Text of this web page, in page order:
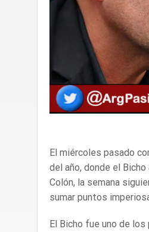
El miércoles pasado
del año, donde el
Colón, la semana
sumar puntos
El Bicho fue uno de